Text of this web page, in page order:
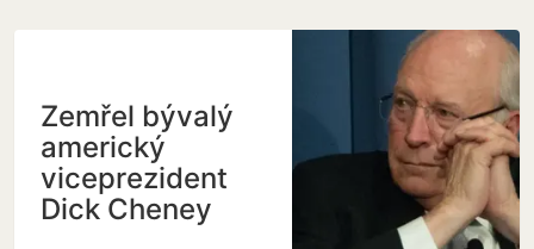
Zemřel bývalý
americký
viceprezident
Dick Cheney